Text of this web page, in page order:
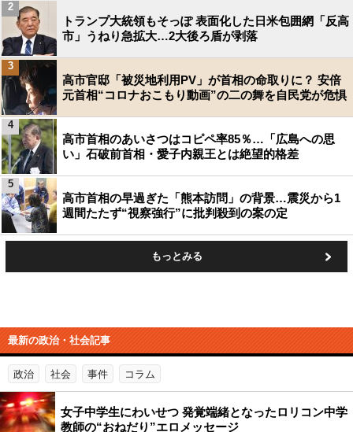
トランプ大統領もそっぽ 表面化した日米包囲網「反高
市」うねり急拡大…2大後ろ盾が剥落
2
高市官邸「被災地利用PV」が首相の命取りに？ 安倍
元首相“コロナおこもり動画”の二の舞を自民党が危惧
3
高市首相のあいさつはコピペ率85％…「広島への思
い」石破前首相・愛子内親王とは絶望的格差
4
高市首相の早過ぎた「熊本訪問」の背景…震災から1
週間たたず“視察強行”に批判殺到の案の定
5
もっとみる
最新の政治・社会記事
政治 社会 事件 コラム
女子中学生にわいせつ 発覚端緒となったロリコン中学
教師の“おねだり”エロメッセージ